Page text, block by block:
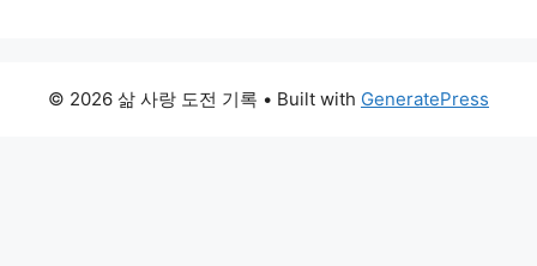
© 2026 삶 사랑 도전 기록 • Built with GeneratePress